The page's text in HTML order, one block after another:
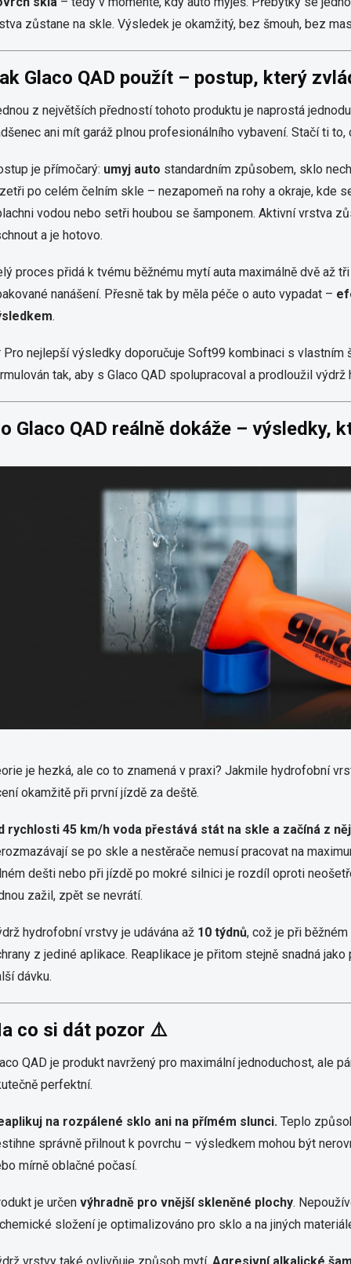
tenhle produkt si zamilujete. ✨
zůstane na skle. Výsledek je okamžitý, bez šmouh, bez
Glaco QAD použít – postup, který
z největších předností tohoto produktu je naprostá
ani mít garáž plnou profesionálního vybavení. Stačí ti to,
je přímočarý: umyj auto standardním způsobem, sklo
po celém čelním skle – nezapomeň na rohy a okraje, kde
vodou nebo setři houbou se šamponem. Aktivní vrstva
a je hotovo.
proces přidá k tvému běžnému mytí auta maximálně dvě až
nanášení. Přesně tak by měla péče o auto vypadat –
.
Pro nejlepší výsledky doporučuje Soft99 kombinaci s vlastním
tak, aby s Glaco QAD spolupracoval a prodloužil
Glaco QAD reálně dokáže –
je hezká, ale co to znamená v praxi? Jakmile hydrofobní
okamžitě při první jízdě za deště.
rychlosti 45 km/h voda přestává stát na skle a začíná z
se po skle a nestěrače nemusí pracovat na
dešti nebo při jízdě po mokré silnici je rozdíl oproti
zažil, zpět se nevrátí.
hydrofobní vrstvy je udávána až 10 týdnů, což je při
z jediné aplikace. Reaplikace je přitom stejně snadná
dávku.
co si dát pozor ⚠️
QAD je produkt navržený pro maximální jednoduchost, ale
perfektní.
na rozpálené sklo ani na přímém slunci. Teplo
správně přilnout k povrchu – výsledkem mohou být
mírně oblačné počasí.
je určen výhradně pro vnější skleněné plochy.
složení je optimalizováno pro sklo a na jiných
vrstvy také ovlivňuje způsob mytí. Agresivní alkalické